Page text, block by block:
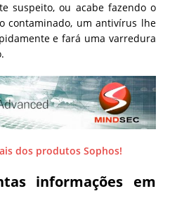
suspeito, ou acabe fazendo o
contaminado, um antivírus lhe
e fará uma varredura
dos produtos Sophos!
informações em